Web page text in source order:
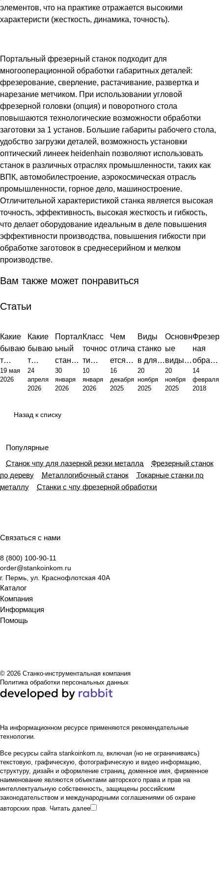
элементов, что на практике отражается высокими
характеристи (жесткость, динамика, точность).
Портальный фрезерный станок подходит для
многооперационной обработки габаритных деталей:
фрезерование, сверление, растачивание, развертка и
нарезание метчиком. При использовании угловой
фрезерной головки (опция) и поворотного стола
повышаются технологические возможности обработки
заготовки за 1 установ. Большие габариты рабочего стола,
удобство загрузки деталей, возможность установки
оптический линеек heidenhain позволяют использовать
станок в различных отраслях промышленности, таких как
ВПК, автомобилестроение, аэрокосмическая отрасль
промышленности, горное дело, машиностроение.
Отличительной характеристикой станка является высокая
точность, эффективность, высокая жесткость и гибкость,
что делает оборудование идеальным в деле повышения
эффективности производства, повышения гибкости при
обработке заготовок в среднесерийном и мелком
производстве.
Вам также может понравиться
Статьи
Какие
бываю
т
станки
с ЧПУ:
подход
класси
и и
выбору
оборуд
19 мая
2026
Какие
бываю
т
станки:
полны
их
24
апреля
2026
Портал
ьный
станок:
что это
и
основа
одства
30
января
2026
Класс
точнос
ти
фрезер
ного
эксплу
атации
10
января
2026
Чем
отлича
ется
токарн
ый
работы
и
ключев
16
декабря
2025
Виды
станко
в для
металл
ообраб
ования
20
ноября
2025
Основн
ые
виды
фрезер
ных
ение и
примен
20
ноября
2025
Фрезер
ная
обрабо
тка
металл
функци
ональн
14
февраля
2018
Назад к списку
Популярные
Станок чпу для лазерной резки металла
Фрезерный станок
по дереву
Металлогибочный станок
Токарные станки по
металлу
Станки с чпу фрезерной обработки
Связаться с нами
8 (800) 100-90-11
order@stankoinkom.ru
г. Пермь, ул. Краснофлотская 40А
Каталог
Компания
Информация
Помощь
© 2026 Станко-инструментальная компания
Политика обработки персональных данных
На информационном ресурсе применяются рекомендательные
технологии.
Все ресурсы сайта stankoinkom.ru, включая (но не ограничиваясь)
текстовую, графическую, фотографическую и видео информацию,
структуру, дизайн и оформление страниц, доменное имя, фирменное
наименование являются объектами авторского права и прав на
интеллектуальную собственность, защищены российским
законодательством и международными соглашениями об охране
авторских прав. Читать далее